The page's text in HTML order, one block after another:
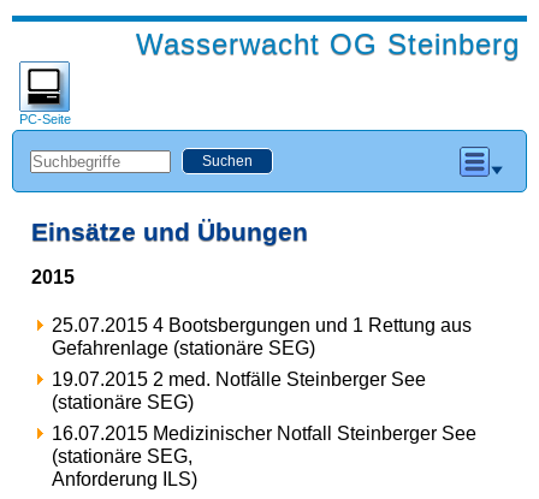
Wasserwacht OG Steinberg
PC-Seite
Einsätze und Übungen
2015
25.07.2015 4 Bootsbergungen und 1 Rettung aus
Gefahrenlage (stationäre SEG)
19.07.2015 2 med. Notfälle Steinberger See
(stationäre SEG)
16.07.2015 Medizinischer Notfall Steinberger See
(stationäre SEG,
Anforderung ILS)